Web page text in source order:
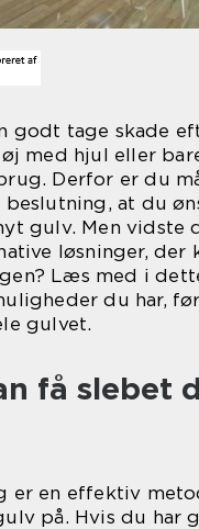
godt tage skade
med hjul eller
Derfor er du
at du
gulv. Men vidste
løsninger, der
Læs med i
du har,
gulvet.
få slebet
er en effektiv
på. Hvis du har